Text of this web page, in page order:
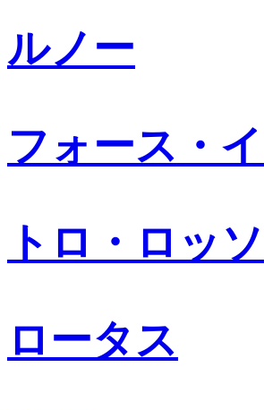
ルノー
フォース・
トロ・ロッソ
ロータス